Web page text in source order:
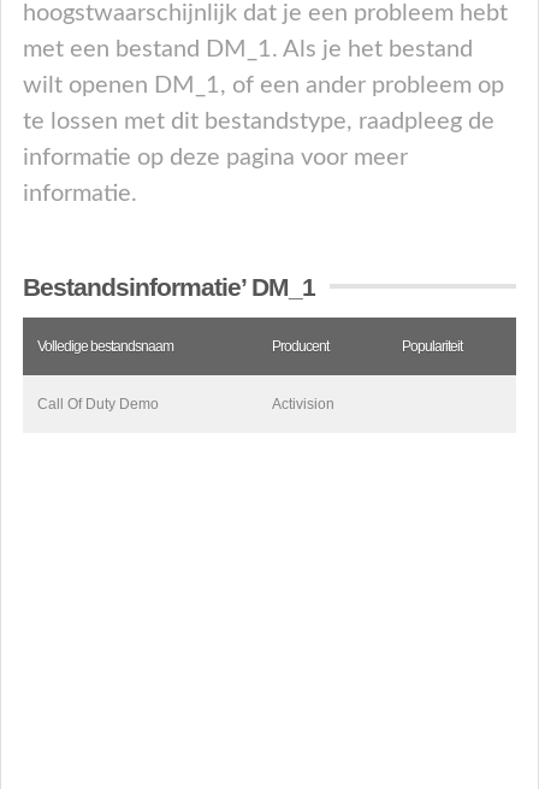
hoogstwaarschijnlijk dat je een probleem hebt
met een bestand DM_1. Als je het bestand
wilt openen DM_1, of een ander probleem op
te lossen met dit bestandstype, raadpleeg de
informatie op deze pagina voor meer
informatie.
Bestandsinformatie’ DM_1
Volledige bestandsnaam Producent Populariteit
Call Of Duty Demo Activision